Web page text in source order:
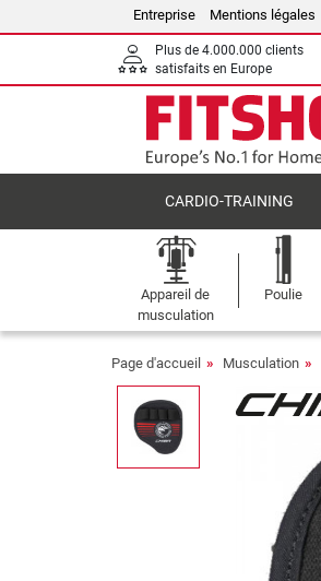
Entreprise Mentions légales
Plus de 4.000.000 clients
satisfaits en Europe
CARDIO-TRAINING
Appareil de
musculation
Poulie
Page d'accueil Musculation